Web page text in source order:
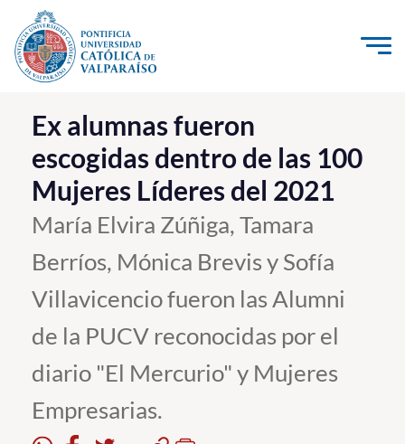
Click acá para ir directamente al contenido
La Universidad
Investigación, Creación e Innovación
PUCV Internacional
Vinculación con el Medio
Admisión
Pregrado
Ex alumnas fueron
escogidas dentro de las 100
Mujeres Líderes del 2021
María Elvira Zúñiga, Tamara
Berríos, Mónica Brevis y Sofía
Villavicencio fueron las Alumni
de la PUCV reconocidas por el
diario "El Mercurio" y Mujeres
Empresarias.